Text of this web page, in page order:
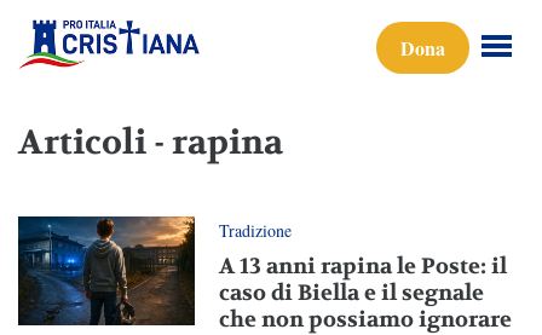
Dona
Articoli - rapina
Tradizione
A 13 anni rapina le Poste: il
caso di Biella e il segnale
che non possiamo ignorare